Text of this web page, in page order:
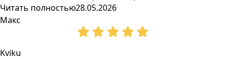
Читать полностью28.05.2026
Макс
Kviku